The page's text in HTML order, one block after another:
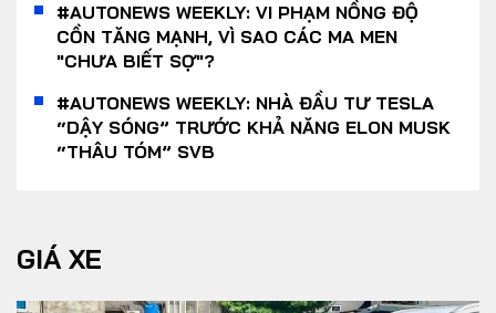
#AUTONEWS WEEKLY: VI PHẠM NỒNG ĐỘ
CỒN TĂNG MẠNH, VÌ SAO CÁC MA MEN
"CHƯA BIẾT SỢ"?
#AUTONEWS WEEKLY: NHÀ ĐẦU TƯ TESLA
“DẬY SÓNG” TRƯỚC KHẢ NĂNG ELON MUSK
“THÂU TÓM” SVB
GIÁ XE